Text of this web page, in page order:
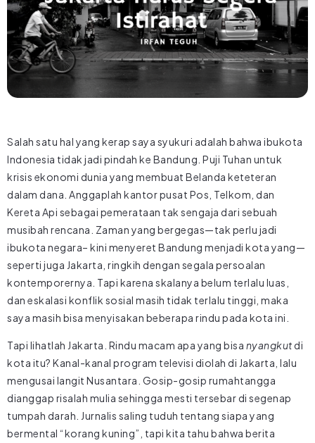
Salah satu hal yang kerap saya syukuri adalah bahwa ibukota
Indonesia tidak jadi pindah ke Bandung. Puji Tuhan untuk
krisis ekonomi dunia yang membuat Belanda keteteran
dalam dana. Anggaplah kantor pusat Pos, Telkom, dan
Kereta Api sebagai pemerataan tak sengaja dari sebuah
musibah rencana. Zaman yang bergegas—tak perlu jadi
ibukota negara– kini menyeret Bandung menjadi kota yang—
seperti juga Jakarta, ringkih dengan segala persoalan
kontemporernya. Tapi karena skalanya belum terlalu luas,
dan eskalasi konflik sosial masih tidak terlalu tinggi, maka
saya masih bisa menyisakan beberapa rindu pada kota ini.
Tapi lihatlah Jakarta. Rindu macam apa yang bisa nyangkut di
kota itu? Kanal-kanal program televisi diolah di Jakarta, lalu
mengusai langit Nusantara. Gosip-gosip rumahtangga
dianggap risalah mulia sehingga mesti tersebar di segenap
tumpah darah. Jurnalis saling tuduh tentang siapa yang
bermental “korang kuning”, tapi kita tahu bahwa berita